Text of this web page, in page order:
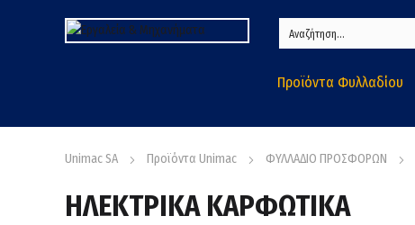
Προϊόντα Φυλλαδίου
Unimac SA Προϊόντα Unimac ΦΥΛΛΑΔΙΟ ΠΡΟΣΦΟΡΩΝ
ΗΛΕΚΤΡΙΚΑ ΚΑΡΦΩΤΙΚΑ